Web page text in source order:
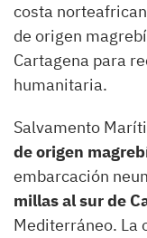
costa
de origen
Cartagena para
humanitaria.
Salvamento
de origen
embarcación
millas al sur de
Mediterráneo. La